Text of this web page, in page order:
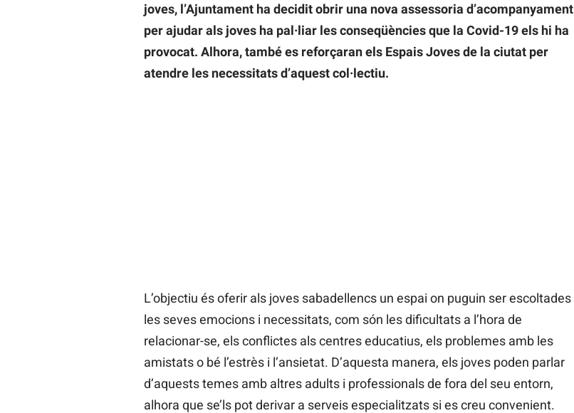
joves, l’Ajuntament ha decidit obrir una nova assessoria d’acompanyament
per ajudar als joves ha pal·liar les conseqüències que la Covid-19 els hi ha
provocat. Alhora, també es reforçaran els Espais Joves de la ciutat per
atendre les necessitats d’aquest col·lectiu.
L’objectiu és oferir als joves sabadellencs un espai on puguin ser escoltades
les seves emocions i necessitats, com són les dificultats a l’hora de
relacionar-se, els conflictes als centres educatius, els problemes amb les
amistats o bé l’estrès i l’ansietat. D’aquesta manera, els joves poden parlar
d’aquests temes amb altres adults i professionals de fora del seu entorn,
alhora que se’ls pot derivar a serveis especialitzats si es creu convenient.